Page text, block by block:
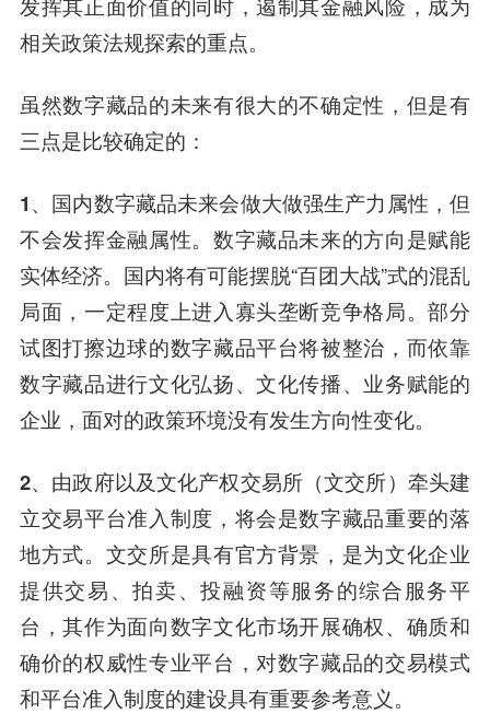
发挥其正面价值的同时，遏制其金融风险，成为
相关政策法规探索的重点。
虽然数字藏品的未来有很大的不确定性，但是有
三点是比较确定的：
1、国内数字藏品未来会做大做强生产力属性，但
不会发挥金融属性。数字藏品未来的方向是赋能
实体经济。国内将有可能摆脱“百团大战”式的混乱
局面，一定程度上进入寡头垄断竞争格局。部分
试图打擦边球的数字藏品平台将被整治，而依靠
数字藏品进行文化弘扬、文化传播、业务赋能的
企业，面对的政策环境没有发生方向性变化。
2、由政府以及文化产权交易所（文交所）牵头建
立交易平台准入制度，将会是数字藏品重要的落
地方式。 文交所是具有官方背景，是为文化企业
提供交易、拍卖、投融资等服务的综合服务平
台，其作为面向数字文化市场开展确权、确质和
确价的权威性专业平台，对数字藏品的交易模式
和平台准入制度的建设具有重要参考意义。